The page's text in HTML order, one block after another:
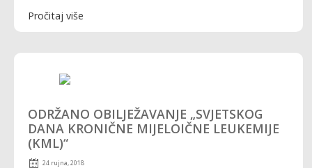
Pročitaj više
ODRŽANO OBILJEŽAVANJE „SVJETSKOG
DANA KRONIČNE MIJELOIČNE LEUKEMIJE
(KML)“
24 rujna, 2018